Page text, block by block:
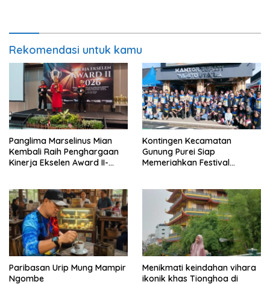
Rekomendasi untuk kamu
Panglima Marselinus Mian
Kembali Raih Penghargaan
Kinerja Ekselen Award II-
Kontingen Kecamatan
Gunung Purei Siap
Memeriahkan Festival
Paribasan Urip Mung Mampir
Ngombe
Menikmati keindahan vihara
ikonik khas Tionghoa di